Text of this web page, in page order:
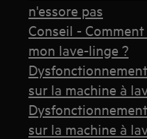
n'essore pas
Conseil -
mon lave-linge ?
sur la machine à
sur la machine à